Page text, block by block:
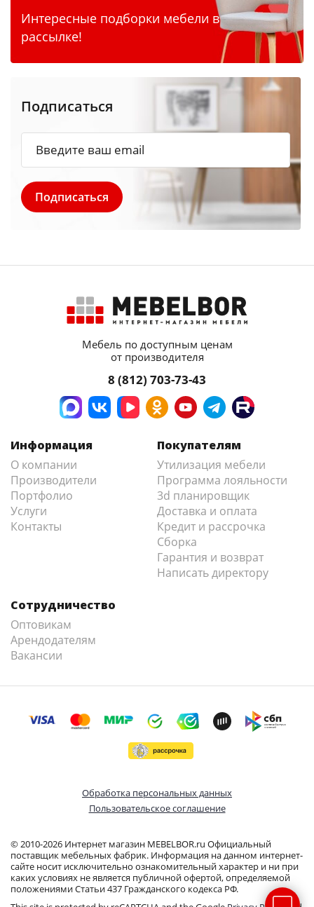
Интересные подборки мебели в
рассылке!
Подписаться
Мебель по доступным ценам
от производителя
8 (812) 703-73-43
Информация
О компании
Производители
Портфолио
Услуги
Контакты
Покупателям
Утилизация мебели
Программа лояльности
3d планировщик
Доставка и оплата
Кредит и рассрочка
Сборка
Гарантия и возврат
Написать директору
Сотрудничество
Оптовикам
Арендодателям
Вакансии
© 2010-2026 Интернет магазин MEBELBOR.ru Официальный
поставщик мебельных фабрик. Информация на данном интернет-
сайте носит исключительно ознакомительный характер и ни при
каких условиях не является публичной офертой, определяемой
положениями Статьи 437 Гражданского кодекса РФ.
Обработка персональных данных
Пользовательское соглашение